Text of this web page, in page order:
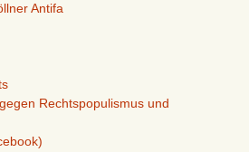
Antifa
Rechtspopulismus und